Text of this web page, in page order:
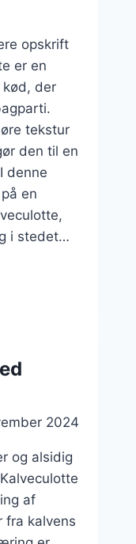
opskrift
er en
der
tekstur
den til en
denne
en
i stedet…
2024
og alsidig
af
fra kalvens